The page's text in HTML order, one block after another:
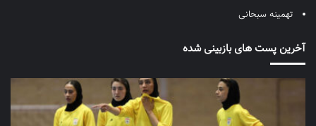
تهمینه سبحانی
آخرین پست های بازبینی شده